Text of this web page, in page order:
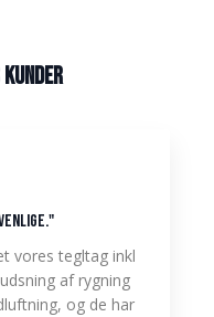
vores tegltag inkl
af rygning
og de har